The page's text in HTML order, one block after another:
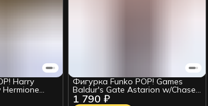
Harry
57367
1 790 ₽
Фигурка Funko POP! Games
Baldur's Gate Astarion w/Chase
(1017) 84955